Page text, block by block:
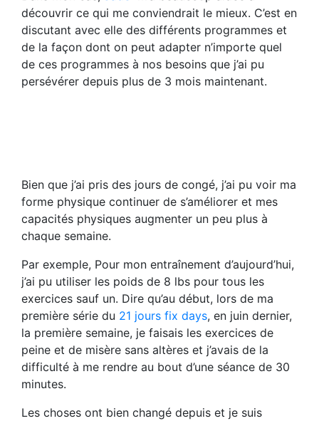
découvrir ce qui me conviendrait le mieux. C’est en
discutant avec elle des différents programmes et
de la façon dont on peut adapter n’importe quel
de ces programmes à nos besoins que j’ai pu
persévérer depuis plus de 3 mois maintenant.
Bien que j’ai pris des jours de congé, j’ai pu voir ma
forme physique continuer de s’améliorer et mes
capacités physiques augmenter un peu plus à
chaque semaine.
Par exemple, Pour mon entraînement d’aujourd’hui,
j’ai pu utiliser les poids de 8 lbs pour tous les
exercices sauf un. Dire qu’au début, lors de ma
première série du 21 jours fix days, en juin dernier,
la première semaine, je faisais les exercices de
peine et de misère sans altères et j’avais de la
difficulté à me rendre au bout d’une séance de 30
minutes.
Les choses ont bien changé depuis et je suis